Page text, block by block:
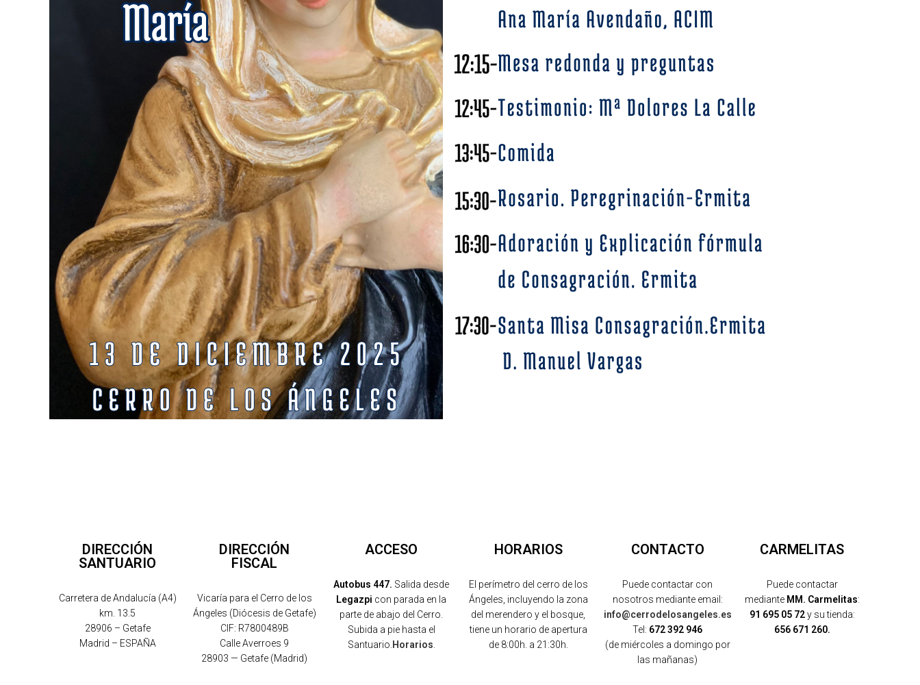
DIRECCIÓN
SANTUARIO
Carretera de Andalucía (A4)
km. 13.5
28906 – Getafe
Madrid – ESPAÑA
DIRECCIÓN
FISCAL
Vicaría para el Cerro de los
Ángeles (Diócesis de Getafe)
CIF: R7800489B
Calle Averroes 9
28903 — Getafe (Madrid)
ACCESO
Autobus 447. Salida desde
Legazpi con parada en la
parte de abajo del Cerro.
Subida a pie hasta el
Santuario. Horarios
HORARIOS
El perímetro del cerro de los
Ángeles, incluyendo la zona
del merendero y el bosque,
tiene un horario de apertura
de 8:00h. a 21:30h.
CONTACTO
Puede contactar con
nosotros mediante email:
info@cerrodelosangeles.es
Tel: 672 392 946
(de miércoles a domingo por
las mañanas)
CARMELITAS
Puede contactar
medianteMM. Carmelitas:
91 695 05 72y su tienda:
656 671 260.